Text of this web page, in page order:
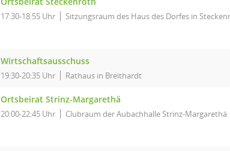
17:30-18:55 Uhr Sitzungsraum des Haus des Dorfes in
Wirtschaftsausschuss
19:30-20:35 Uhr Rathaus in Breithardt
Ortsbeirat Strinz-Margarethä
20:00-22:45 Uhr Clubraum der Aubachhalle Strinz-Margarethä